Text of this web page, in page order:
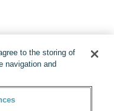
to the storing of
navigation and